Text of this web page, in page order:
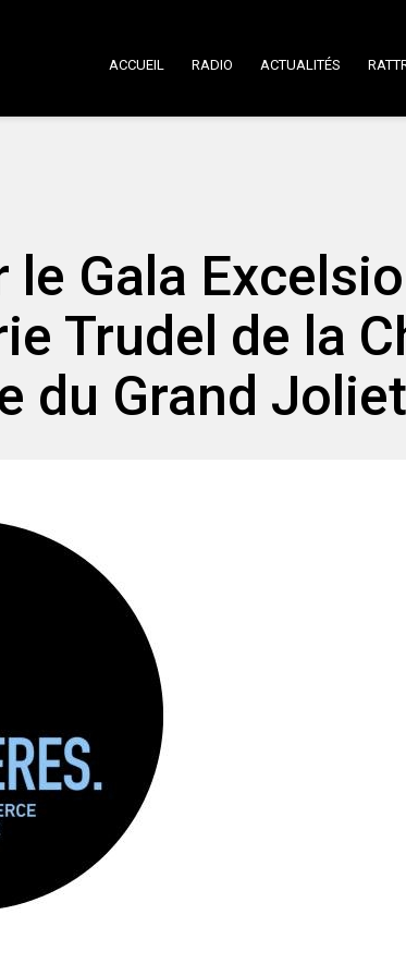
ACCUEIL RADIO ACTUALITÉS
le Gala
Trudel de la
du Grand